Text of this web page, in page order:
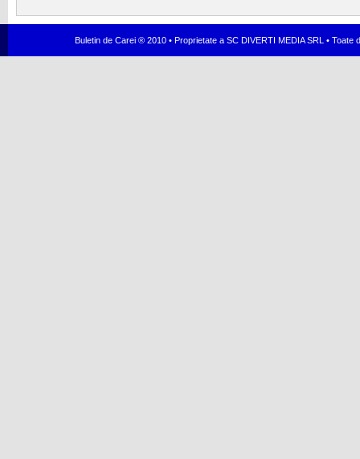
Buletin de Carei ® 2010 • Proprietate a SC DIVERTI MEDIA SRL •